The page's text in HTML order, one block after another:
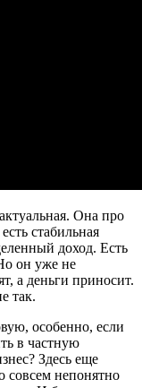
Она про
стабильная
доход. Есть
он уже не
а деньги приносит.
так.
особенно, если
в частную
Здесь еще
совсем непонятно